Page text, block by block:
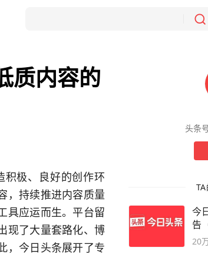
质内容的
积极、良好的创作环
，持续推进内容质量
具应运而生。平台留
现了大量套路化、博
，今日头条展开了专
头条
今
告
20